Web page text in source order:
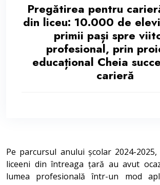
Pregătirea pentru
din liceu: 10.000 de
primii pași spre
profesional, prin
educațional Cheia
carieră
Pe parcursul anului școlar 2024-
liceeni din întreaga țară au avut
lumea profesională într-un mod